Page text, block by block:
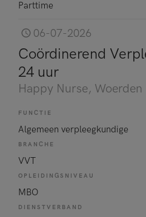
Parttime
06-07-2026
Coördinerend
24 uur
Happy Nurse, Woerden
FUNCTIE
Algemeen verpleegkundige
BRANCHE
VVT
OPLEIDINGSNIVEAU
MBO
DIENSTVERBAND